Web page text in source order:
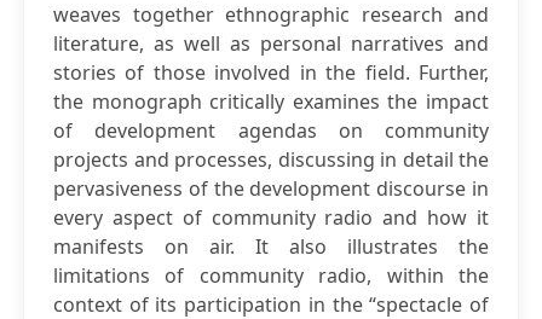
weaves together ethnographic research and
literature, as well as personal narratives and
stories of those involved in the field. Further,
the monograph critically examines the impact
of development agendas on community
projects and processes, discussing in detail the
pervasiveness of the development discourse in
every aspect of community radio and how it
manifests on air. It also illustrates the
limitations of community radio, within the
context of its participation in the “spectacle of